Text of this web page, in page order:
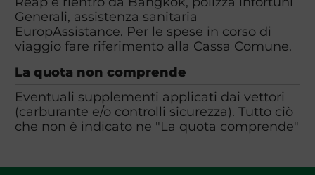
Generali, assistenza sanitaria
EuropAssistance. Per le spese in corso di
viaggio fare riferimento alla Cassa Comune.
La quota non comprende
Eventuali supplementi applicati dai vettori
(carburante e/o controlli sicurezza). Tutto ciò
che non è indicato ne "La quota comprende"